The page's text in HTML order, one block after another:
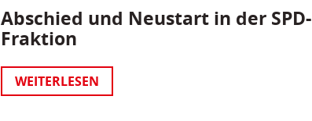
Abschied und Neustart in der SPD-
Fraktion
WEITERLESEN